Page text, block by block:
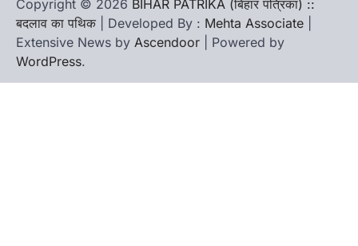
Copyright © 2026 BIHAR PATRIKA (बिहार पत्रिका) ::
बदलाव का पथिक | Developed By : Mehta Associate
Extensive News by Ascendoor | Powered by
WordPress.